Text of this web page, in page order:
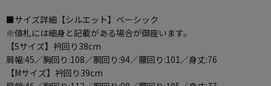
■サイズ詳細【シルエット】ベーシック
※値札には細身と記載がある場合が御座います。
【Sサイズ】衿回り38cm
肩幅:45／胸回り:108／胴回り:94／腰回り:101／身丈:76
【Mサイズ】衿回り39cm